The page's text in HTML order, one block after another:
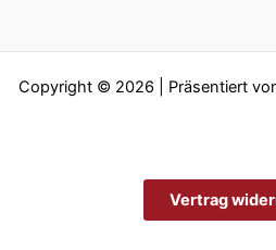
Copyright © 2026 | Präsentiert
Vertrag